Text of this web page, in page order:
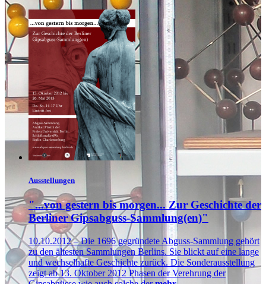
Ausstellungen
"...von gestern bis morgen... Zur Geschichte der
Berliner Gipsabguss-Sammlung(en)"
10.10.2012 – Die 1696 gegründete Abguss-Sammlung gehört
zu den ältesten Sammlungen Berlins. Sie blickt auf eine lange
und wechselhafte Geschichte zurück. Die Sonderausstellung
zeigt ab 13. Oktober 2012 Phasen der Verehrung der